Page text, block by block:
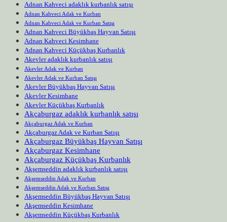
Adnan Kahveci adaklık kurbanlık satışı
Adnan Kahveci Adak ve Kurban
Adnan Kahveci Adak ve Kurban Satışı
Adnan Kahveci Büyükbaş Hayvan Satışı
Adnan Kahveci Kesimhane
Adnan Kahveci Küçükbaş Kurbanlık
Akevler adaklık kurbanlık satışı
Akevler Adak ve Kurban
Akevler Adak ve Kurban Satışı
Akevler Büyükbaş Hayvan Satışı
Akevler Kesimhane
Akevler Küçükbaş Kurbanlık
Akçaburgaz adaklık kurbanlık satışı
Akçaburgaz Adak ve Kurban
Akçaburgaz Adak ve Kurban Satışı
Akçaburgaz Büyükbaş Hayvan Satışı
Akçaburgaz Kesimhane
Akçaburgaz Küçükbaş Kurbanlık
Akşemseddin adaklık kurbanlık satışı
Akşemseddin Adak ve Kurban
Akşemseddin Adak ve Kurban Satışı
Akşemseddin Büyükbaş Hayvan Satışı
Akşemseddin Kesimhane
Akşemseddin Küçükbaş Kurbanlık